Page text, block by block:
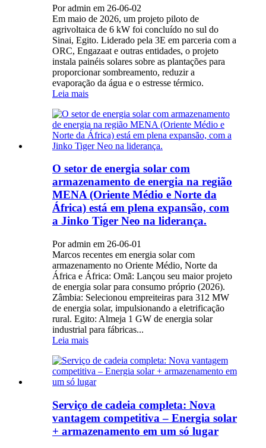
Por admin em 26-06-02
Em maio de 2026, um projeto piloto de
agrivoltaica de 6 kW foi concluído no sul do
Sinai, Egito. Liderado pela 3E em parceria com a
ORC, Engazaat e outras entidades, o projeto
instala painéis solares sobre as plantações para
proporcionar sombreamento, reduzir a
evaporação da água e o estresse térmico.
Leia mais
O setor de energia solar com
armazenamento de energia na região
MENA (Oriente Médio e Norte da
África) está em plena expansão, com
a Jinko Tiger Neo na liderança.
Por admin em 26-06-01
Marcos recentes em energia solar com
armazenamento no Oriente Médio, Norte da
África e África: Omã: Lançou seu maior projeto
de energia solar para consumo próprio (2026).
Zâmbia: Selecionou empreiteiras para 312 MW
de energia solar, impulsionando a eletrificação
rural. Egito: Almeja 1 GW de energia solar
industrial para fábricas...
Leia mais
Serviço de cadeia completa: Nova
vantagem competitiva – Energia solar
+ armazenamento em um só lugar